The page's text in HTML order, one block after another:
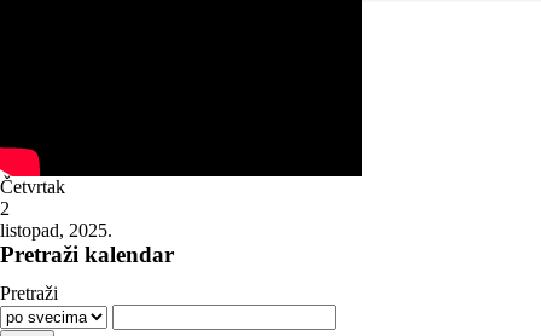
Četvrtak
2
listopad, 2025.
Pretraži kalendar
Pretraži